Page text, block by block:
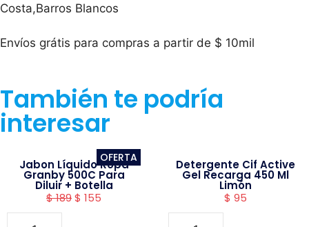
Costa,Barros Blancos
Envíos grátis para compras a partir de $ 10mil
También te podría
interesar
OFERTA
Jabon Líquido Ropa
Granby 500C Para
Diluir + Botella
$189$ 155
Detergente Cif Active
Gel Recarga 450 Ml
Limón
$ 95